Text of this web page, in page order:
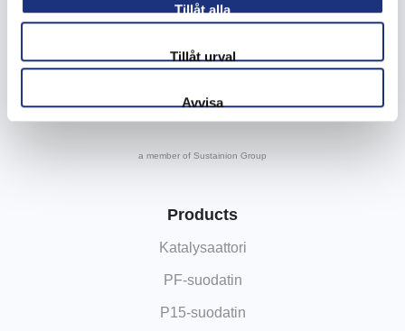
Tillåt alla
Tillåt urval
Avvisa
a member of Sustainion Group
Products
Katalysaattori
PF-suodatin
P15-suodatin